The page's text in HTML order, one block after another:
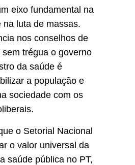
eixo fundamental na
luta de massas.
nos conselhos de
trégua o governo
da saúde é
a população e
sociedade com os
o Setorial Nacional
o valor universal da
saúde pública no PT,